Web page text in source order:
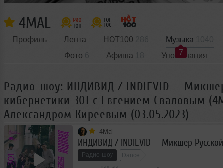
4MAL
Профиль Лента HOT100
Музыка
7
Фото
Афиша Упоминания
Радио-шоу: ИНДИВИД / INDIEVID —
кибернетики 301 с Евгением Сваловым
Александром Киреевым (03.05.2023)
4Mal
Радио-шоу Dance